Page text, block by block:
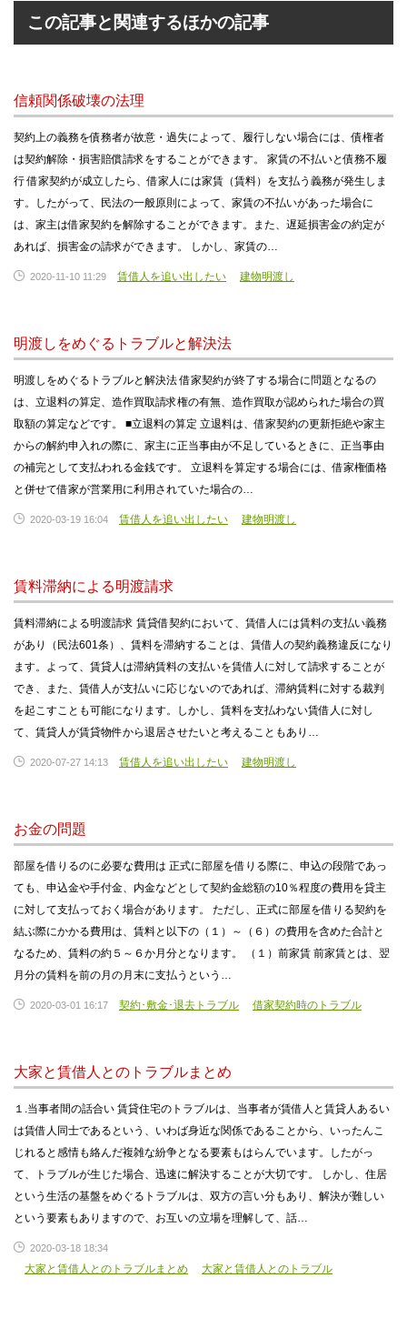
この記事と関連するほかの記事
信頼関係破壊の法理
契約上の義務を債務者が故意・過失によって、履行しない場合には、債権者
は契約解除・損害賠償請求をすることができます。 家賃の不払いと債務不履
行 借家契約が成立したら、借家人には家賃（賃料）を支払う義務が発生しま
す。したがって、民法の一般原則によって、家賃の不払いがあった場合に
は、家主は借家契約を解除することができます。また、遅延損害金の約定が
あれば、損害金の請求ができます。 しかし、家賃の…
2020-11-10 11:29 賃借人を追い出したい 建物明渡し
明渡しをめぐるトラブルと解決法
明渡しをめぐるトラブルと解決法 借家契約が終了する場合に問題となるの
は、立退料の算定、造作買取請求権の有無、造作買取が認められた場合の買
取額の算定などです。 ■立退料の算定 立退料は、借家契約の更新拒絶や家主
からの解約申入れの際に、家主に正当事由が不足しているときに、正当事由
の補完として支払われる金銭です。 立退料を算定する場合には、借家権価格
と併せて借家が営業用に利用されていた場合の…
2020-03-19 16:04 賃借人を追い出したい 建物明渡し
賃料滞納による明渡請求
賃料滞納による明渡請求 賃貸借契約において、賃借人には賃料の支払い義務
があり（民法601条）、賃料を滞納することは、賃借人の契約義務違反になり
ます。よって、賃貸人は滞納賃料の支払いを賃借人に対して請求することが
でき、また、賃借人が支払いに応じないのであれば、滞納賃料に対する裁判
を起こすことも可能になります。しかし、賃料を支払わない賃借人に対し
て、賃貸人が賃貸物件から退居させたいと考えることもあり…
2020-07-27 14:13 賃借人を追い出したい 建物明渡し
お金の問題
部屋を借りるのに必要な費用は 正式に部屋を借りる際に、申込の段階であっ
ても、申込金や手付金、内金などとして契約金総額の10％程度の費用を貸主
に対して支払っておく場合があります。 ただし、正式に部屋を借りる契約を
結ぶ際にかかる費用は、賃料と以下の（１）～（６）の費用を含めた合計と
なるため、賃料の約５～６か月分となります。 （１）前家賃 前家賃とは、翌
月分の賃料を前の月の月末に支払うという…
2020-03-01 16:17 契約･敷金･退去トラブル 借家契約時のトラブル
大家と賃借人とのトラブルまとめ
１.当事者間の話合い 賃貸住宅のトラブルは、当事者が賃借人と賃貸人あるい
は賃借人同士であるという、いわば身近な関係であることから、いったんこ
じれると感情も絡んだ複雑な紛争となる要素もはらんでいます。したがっ
て、トラブルが生じた場合、迅速に解決することが大切です。 しかし、住居
という生活の基盤をめぐるトラブルは、双方の言い分もあり、解決が難しい
という要素もありますので、お互いの立場を理解して、話…
2020-03-18 18:34
大家と賃借人とのトラブルまとめ 大家と賃借人とのトラブル